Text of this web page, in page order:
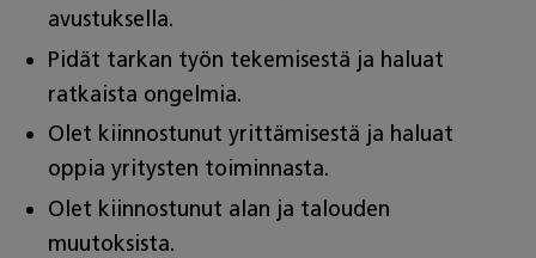
avustuksella.
Pidät tarkan työn tekemisestä ja haluat
ratkaista ongelmia.
Olet kiinnostunut yrittämisestä ja haluat
oppia yritysten toiminnasta.
Olet kiinnostunut alan ja talouden
muutoksista.